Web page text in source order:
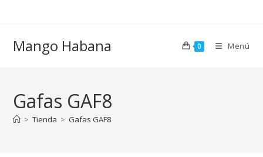
Mango Habana 0 Menú
Gafas GAF8
> Tienda > Gafas GAF8